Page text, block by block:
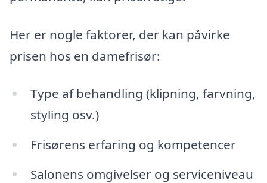
Her er nogle faktorer, der kan påvirke
prisen hos en damefrisør:
Type af behandling (klipning, farvning,
styling osv.)
Frisørens erfaring og kompetencer
Salonens omgivelser og serviceniveau